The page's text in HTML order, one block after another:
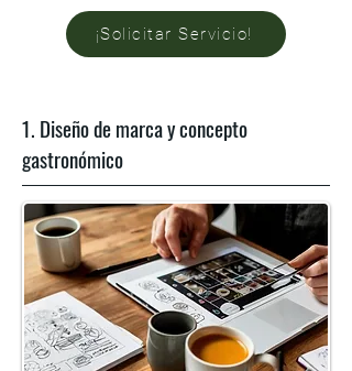
¡Solicitar Servicio!
1. Diseño de marca y concepto
gastronómico